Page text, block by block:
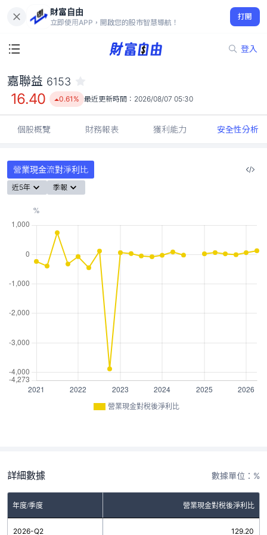
財富自由
立即使用APP，開啟您的股市智慧導航！
打開
登入
16.40
0.61%
嘉聯益 6153
16.40 0.61% 最近更新時間： 2026/08/07 05:30
個股概覽 財務報表 獲利能力 安全性分析
營業現金流對淨利比
近5年 季報
營業現金對稅後淨利比
詳細數據 數據單位：%
年度/季度 營業現金對稅後淨利比
2026-Q2 129.20